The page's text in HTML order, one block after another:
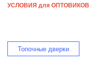
УСЛОВИЯ для ОПТОВИКОВ
Топочные дверки